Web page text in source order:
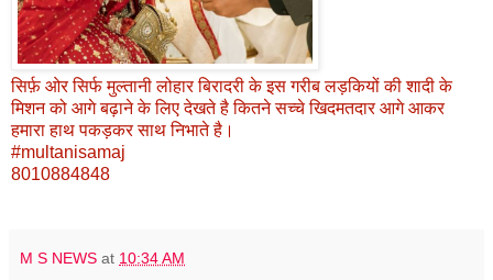
सिर्फ़ ओर सिर्फ मुल्तानी लोहार बिरादरी के इस गरीब लड़कियों की शादी के
मिशन को आगे बढ़ाने के लिए देखते है कितने सच्चे खिदमतदार आगे आकर
हमारा हाथ पकड़कर साथ निभाते है।
#multanisamaj
8010884848
M S NEWS at 10:34 AM